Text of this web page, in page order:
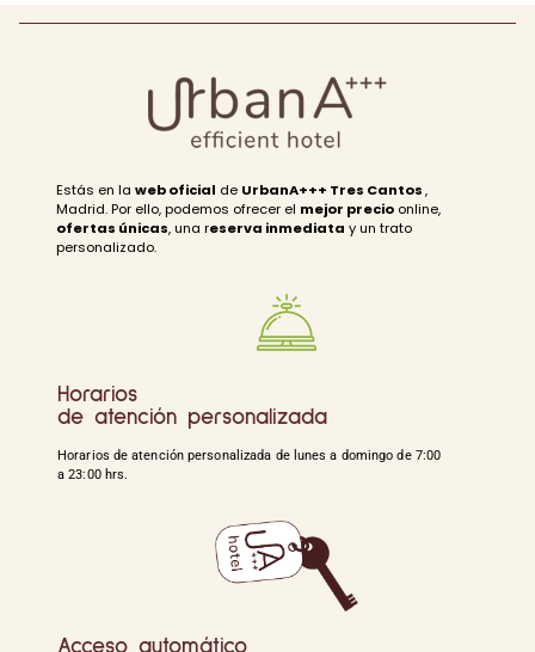
Estás en laweb oficial de UrbanA+++ Tres Cantos,
Madrid. Por ello, podemos ofrecer el mejor precio online,
ofertas únicas, una reserva inmediata y un trato
personalizado.
Horarios
de atención personalizada
Horarios de atención personalizada de lunes a domingo de 7:00
a 23:00 hrs.
Acceso automático